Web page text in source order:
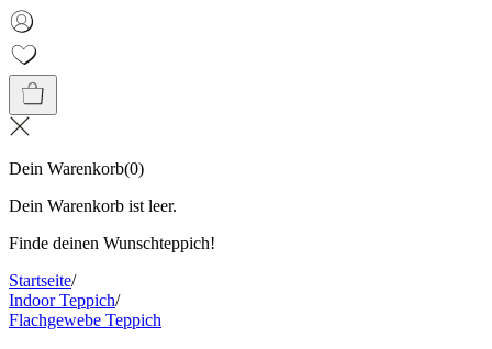
Dein Warenkorb(0)
Dein Warenkorb ist leer.
Finde deinen Wunschteppich!
Startseite/
Indoor Teppich/
Flachgewebe Teppich